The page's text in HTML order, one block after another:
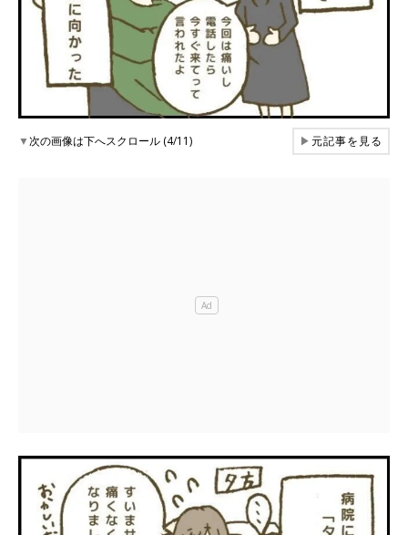
▼次の画像は下へスクロール (4/11) ▶元記事を見る